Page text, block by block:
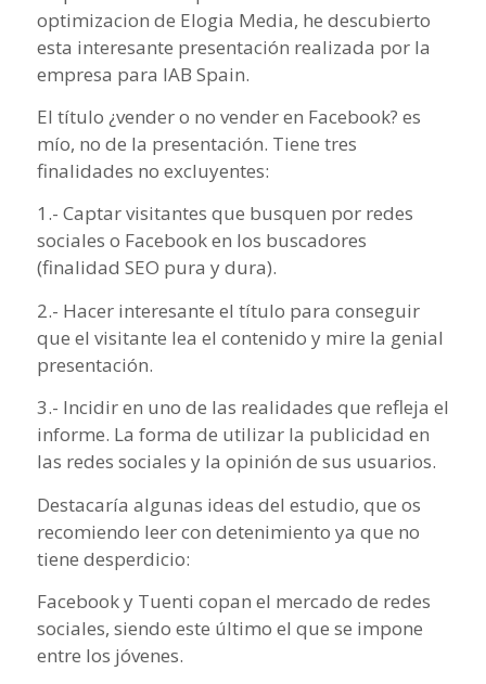
optimizacion de Elogia Media, he descubierto
esta interesante presentación realizada por la
empresa para IAB Spain.
El título ¿vender o no vender en Facebook? es
mío, no de la presentación. Tiene tres
finalidades no excluyentes:
1.- Captar visitantes que busquen por redes
sociales o Facebook en los buscadores
(finalidad SEO pura y dura).
2.- Hacer interesante el título para conseguir
que el visitante lea el contenido y mire la genial
presentación.
3.- Incidir en uno de las realidades que refleja el
informe. La forma de utilizar la publicidad en
las redes sociales y la opinión de sus usuarios.
Destacaría algunas ideas del estudio, que os
recomiendo leer con detenimiento ya que no
tiene desperdicio:
Facebook y Tuenti copan el mercado de redes
sociales, siendo este último el que se impone
entre los jóvenes.